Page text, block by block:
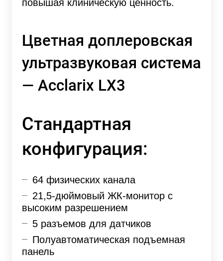
повышая клиническую ценность.
Цветная доплеровская
ультразвуковая система
— Acclarix LX3
Стандартная
конфигурация:
64 физических канала
21,5-дюймовый ЖК-монитор с
высоким разрешением
5 разъемов для датчиков
Полуавтоматическая подъемная
панель